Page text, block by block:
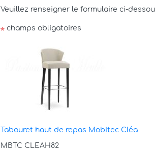
Veuillez renseigner le formulaire ci-
champs obligatoires
Tabouret haut de repas Mobitec Cléa
MBTC CLEAH82